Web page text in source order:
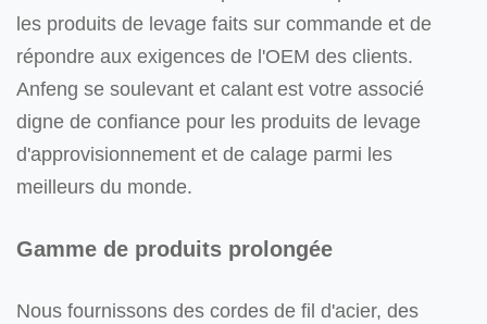
les produits de levage faits sur commande et de
répondre aux exigences de l'OEM des clients.
Anfeng se soulevant et calant est votre associé
digne de confiance pour les produits de levage
d'approvisionnement et de calage parmi les
meilleurs du monde.
Gamme de produits prolongée
Nous fournissons des cordes de fil d'acier, des